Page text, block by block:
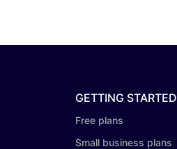
GETTING STARTED
Free plans
Small business plans